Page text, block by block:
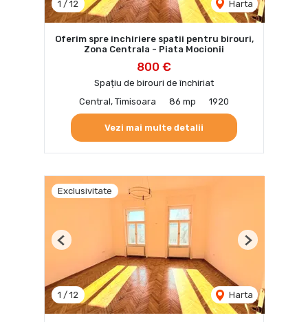
1 / 12 Harta
Oferim spre inchiriere spatii pentru birouri,
Zona Centrala - Piata Mocionii
800 €
Spațiu de birouri de închiriat
Central, Timisoara
86 mp 1920
Vezi mai multe detalii
Exclusivitate
1 / 12 Harta
Previous Next